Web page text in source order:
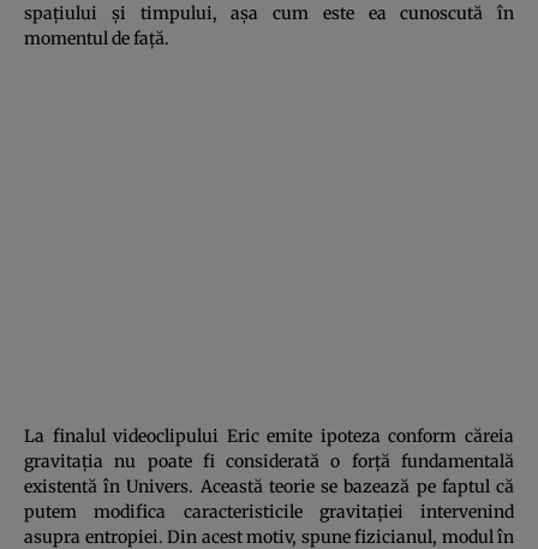
spaţiului şi timpului, aşa cum este ea cunoscută în
momentul de faţă.
La finalul videoclipului Eric emite ipoteza conform căreia
gravitaţia nu poate fi considerată o forţă fundamentală
existentă în Univers. Această teorie se bazează pe faptul că
putem modifica caracteristicile gravitaţiei intervenind
asupra entropiei. Din acest motiv, spune fizicianul, modul în